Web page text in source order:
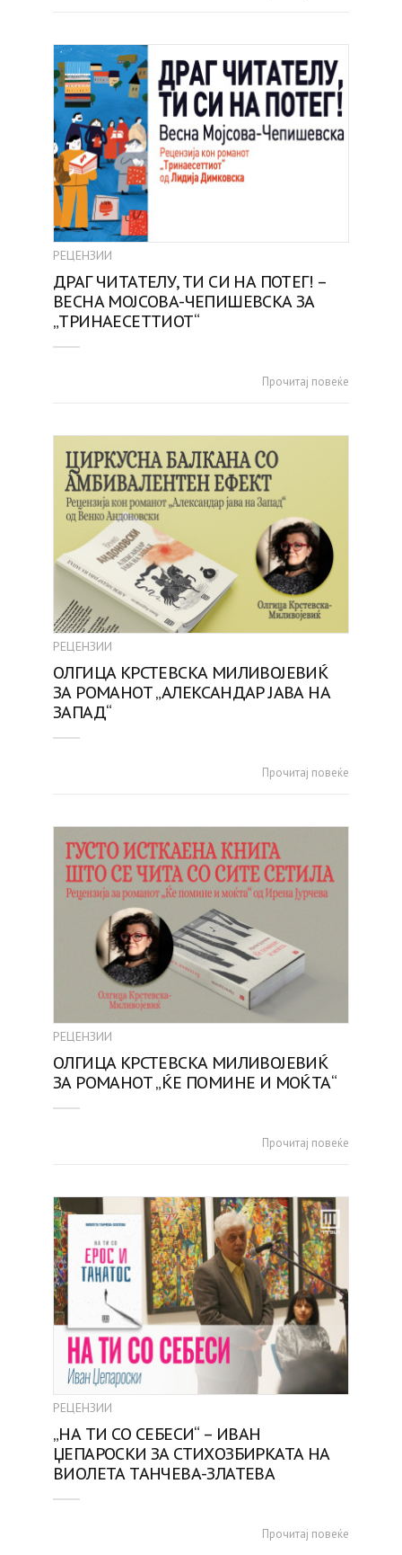
РЕЦЕНЗИИ
ДРАГ ЧИТАТЕЛУ, ТИ СИ НА ПОТЕГ! –
ВЕСНА МОЈСОВА-ЧЕПИШЕВСКА ЗА
„ТРИНАЕСЕТТИОТ“
Прочитај повеќе
РЕЦЕНЗИИ
ОЛГИЦА КРСТЕВСКА МИЛИВОЈЕВИЌ
ЗА РОМАНОТ „АЛЕКСАНДАР ЈАВА НА
ЗАПАД“
Прочитај повеќе
РЕЦЕНЗИИ
ОЛГИЦА КРСТЕВСКА МИЛИВОЈЕВИЌ
ЗА РОМАНОТ „ЌЕ ПОМИНЕ И МОЌТА“
Прочитај повеќе
РЕЦЕНЗИИ
„НА ТИ СО СЕБЕСИ“ – ИВАН
ЏЕПАРОСКИ ЗА СТИХОЗБИРКАТА НА
ВИОЛЕТА ТАНЧЕВА-ЗЛАТЕВА
Прочитај повеќе